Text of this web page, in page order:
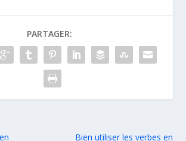
PARTAGER:
Bien utiliser les verbes en